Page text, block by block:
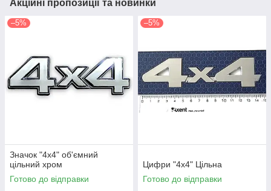
Акційні пропозиції та новинки
–5%
Значок "4х4" об'ємний
цільний хром
Готово до відправки
–5%
Цифри "4х4" Цільна
Готово до відправки